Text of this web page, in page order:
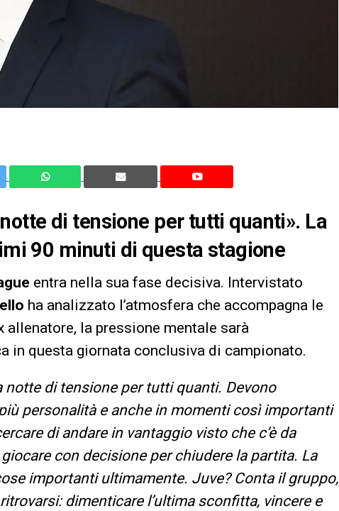
di tensione per tutti quanti». La
90 minuti di questa stagione
entra nella sua fase decisiva. Intervistato
ha analizzato l’atmosfera che accompagna le
allenatore, la pressione mentale sarà
in questa giornata conclusiva di campionato.
notte di tensione per tutti quanti. Devono
personalità e anche in momenti così importanti
di andare in vantaggio visto che c’è da
con decisione per chiudere la partita. La
importanti ultimamente. Juve? Conta il gruppo,
dimenticare l’ultima sconfitta, vincere e